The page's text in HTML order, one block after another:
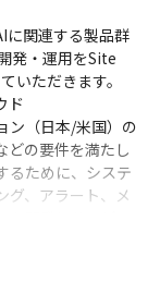
関連する製品群
発・運用をSite
ただきます。
ド
ン（日本/米国）の
どの要件を満たし
るために、システ
グ、アラート、メ